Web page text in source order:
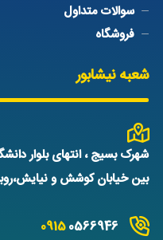
سوالات متداول
فروشگاه
شعبه نیشابور
شهرک بسیج ، انتهای بلوار
بین خیابان کوشش و
09150566946